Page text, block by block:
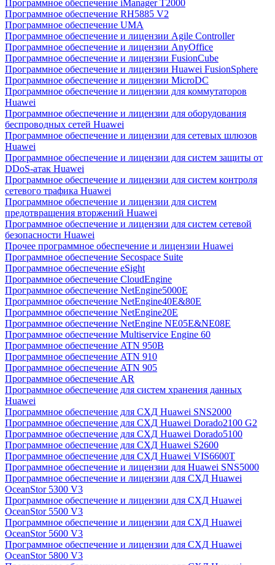
Программное обеспечение iManager T2000
Программное обеспечение RH5885 V2
Программное обеспечение UMA
Программное обеспечение и лицензии Agile Controller
Программное обеспечение и лицензии AnyOffice
Программное обеспечение и лицензии FusionCube
Программное обеспечение и лицензии Huawei FusionSphere
Программное обеспечение и лицензии MicroDC
Программное обеспечение и лицензии для коммутаторов
Huawei
Программное обеспечение и лицензии для оборудования
беспроводных сетей Huawei
Программное обеспечение и лицензии для сетевых шлюзов
Huawei
Программное обеспечение и лицензии для систем защиты от
DDoS-атак Huawei
Программное обеспечение и лицензии для систем контроля
сетевого трафика Huawei
Программное обеспечение и лицензии для систем
предотвращения вторжений Huawei
Программное обеспечение и лицензии для систем сетевой
безопасности Huawei
Прочее программное обеспечение и лицензии Huawei
Программное обеспечение Secospace Suite
Программное обеспечение eSight
Программное обеспечение CloudEngine
Программное обеспечение NetEngine5000E
Программное обеспечение NetEngine40E&80E
Программное обеспечение NetEngine20E
Программное обеспечение NetEngine NE05E&NE08E
Программное обеспечение Multiservice Engine 60
Программное обеспечение ATN 950B
Программное обеспечение ATN 910
Программное обеспечение ATN 905
Программное обеспечение AR
Программное обеспечение для систем хранения данных
Huawei
Программное обеспечение для СХД Huawei SNS2000
Программное обеспечение для СХД Huawei Dorado2100 G2
Программное обеспечение для СХД Huawei Dorado5100
Программное обеспечение для СХД Huawei S2600
Программное обеспечение для СХД Huawei VIS6600T
Программное обеспечение и лицензии для Huawei SNS5000
Программное обеспечение и лицензии для СХД Huawei
OceanStor 5300 V3
Программное обеспечение и лицензии для СХД Huawei
OceanStor 5500 V3
Программное обеспечение и лицензии для СХД Huawei
OceanStor 5600 V3
Программное обеспечение и лицензии для СХД Huawei
OceanStor 5800 V3